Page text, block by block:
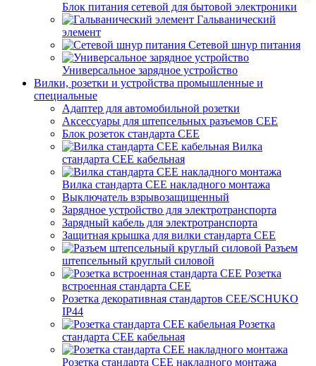
Блок питания сетевой для бытовой электроники
Гальванический
элемент
Сетевой шнур питания
Универсальное зарядное устройство
Вилки, розетки и устройства промышленные и
специальные
Адаптер для автомобильной розетки
Аксессуары для штепсельных разъемов CEE
Блок розеток стандарта CEE
Вилка
стандарта CEE кабельная
Вилка стандарта CEE накладного монтажа
Выключатель взрывозащищенный
Зарядное устройство для электротранспорта
Зарядный кабель для электротранспорта
Защитная крышка для вилки стандарта CEE
Разъем
штепсельный круглый силовой
Розетка
встроенная стандарта CEE
Розетка декоративная стандартов CEE/SCHUKO
IP44
Розетка
стандарта СЕЕ кабельная
Розетка стандарта СЕЕ накладного монтажа